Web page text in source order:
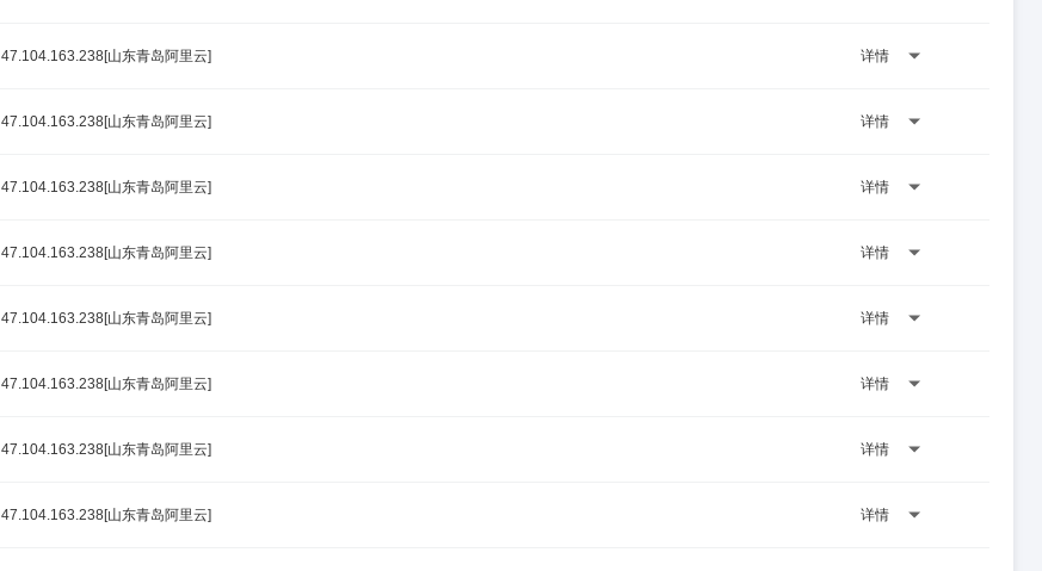
47.104.163.238[山东青岛阿里云] 详情
47.104.163.238[山东青岛阿里云] 详情
47.104.163.238[山东青岛阿里云] 详情
47.104.163.238[山东青岛阿里云] 详情
47.104.163.238[山东青岛阿里云] 详情
47.104.163.238[山东青岛阿里云] 详情
47.104.163.238[山东青岛阿里云] 详情
47.104.163.238[山东青岛阿里云] 详情